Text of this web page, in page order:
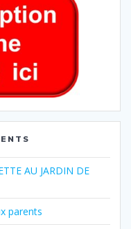
AU JARDIN DE
parents